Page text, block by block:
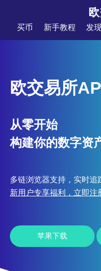
买币 新手教程 发
欧交易所
从零开始
构建你的数字资
多链浏览器支持，实时追
新用户专享福利，立即
苹果下载